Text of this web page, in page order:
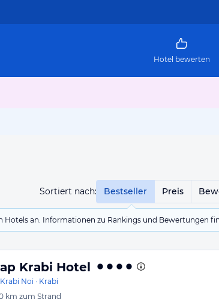
Hotel bewerten
Sortiert nach: Bestseller Preis
an. Informationen zu Rankings und Bewertungen
Krabi Hotel
Krabi Noi · Krabi
km zum Strand